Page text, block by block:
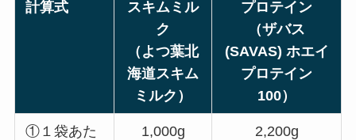
計算式
スキムミル
ク
（よつ葉北
海道スキム
ミルク）
プロテイン
（ザバス
(SAVAS) ホエイ
プロテイン
100）
①１袋あた
1,000g 2,200g